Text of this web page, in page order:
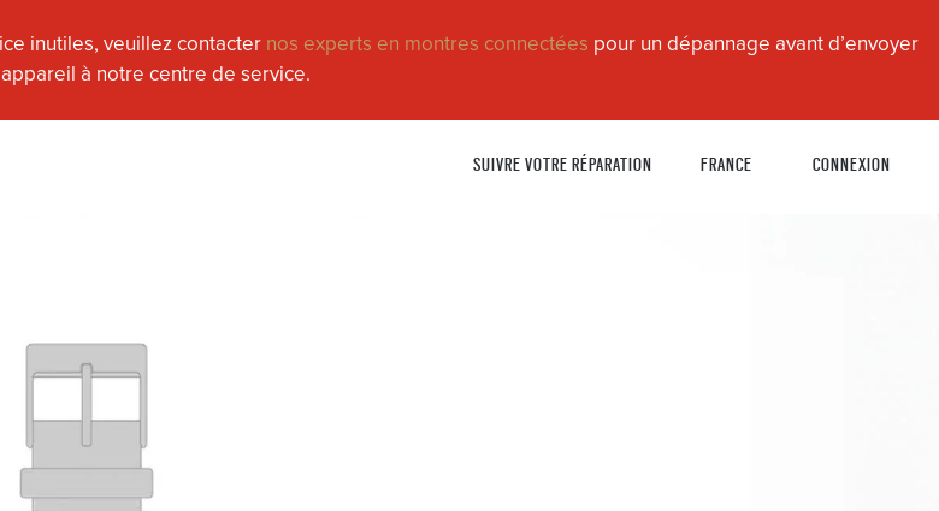
inutiles, veuillez contacter nos experts en montres connectées pour un dépannage avant d’envoyer
à notre centre de service.
SUIVRE VOTRE RÉPARATION FRANCE CONNEXION